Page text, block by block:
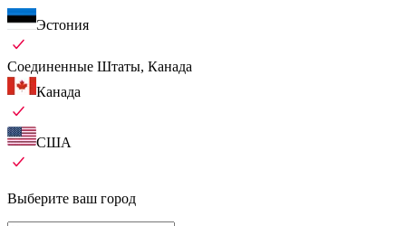
Эстония
Соединенные Штаты, Канада
Канада
США
Выберите ваш город